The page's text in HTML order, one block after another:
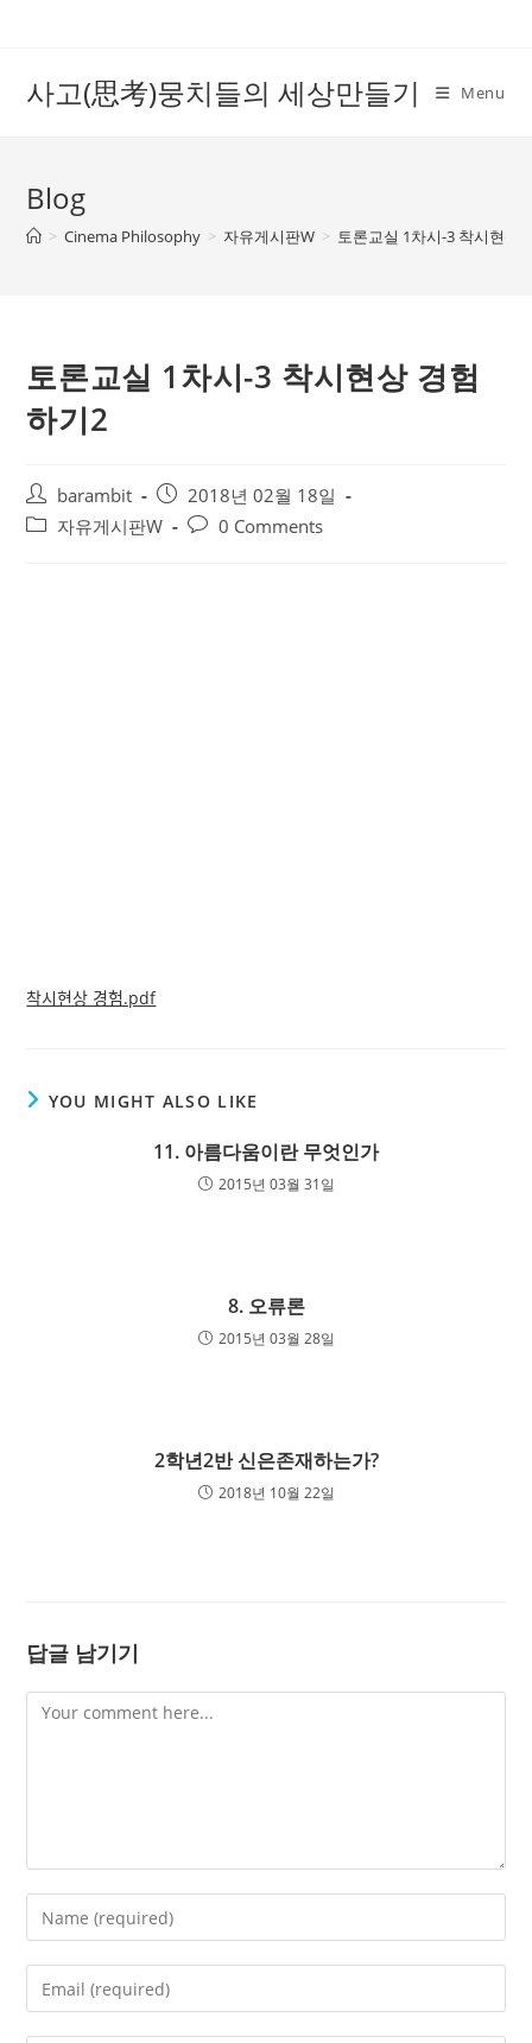
사고(思考)뭉치들의 세상만들기 Menu
Blog
> Cinema Philosophy > 자유게시판W > 토론교실 1차시-3 착시현상
토론교실 1차시-3 착시현상 경험
하기2
Post
author:
barambit
Post
published:
2018년 02월 18일
Post자유게시판W
Post0 Comments
착시현상 경험.pdf
YOU MIGHT ALSO LIKE
11. 아름다움이란 무엇인가
2015년 03월 31일
8. 오류론
2015년 03월 28일
2학년2반 신은존재하는가?
2018년 10월 22일
답글 남기기
Comment
Enter
your
name
Enter
your
email